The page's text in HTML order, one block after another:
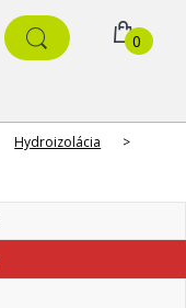
0
Hydroizolácia >